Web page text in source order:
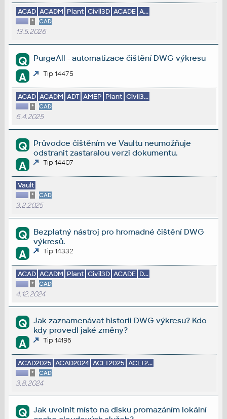
ACAD ACADM Plant Civil3D ACADE A...
* CAD
13.5.2026
Q PurgeAll - automatizace čištění DWG výkresu
A Tip 14475
ACAD ACADM ADT AMEP Plant Civil3...
* CAD
6.4.2025
Q
Průvodce čištěním ve Vaultu neumožňuje
odstranit zastaralou verzi dokumentu.
A Tip 14407
Vault
* CAD
3.2.2025
Q
Bezplatný nástroj pro hromadné čištění DWG
výkresů.
A Tip 14332
ACAD ACADM Plant Civil3D ACADE D...
* CAD
4.12.2024
Q
Jak zaznamenávat historii DWG výkresu? Kdo
kdy provedl jaké změny?
A Tip 14195
ACAD2025 ACAD2024 ACLT2025 ACLT2...
* CAD
3.8.2024
Q
Jak uvolnit místo na disku promazáním lokální